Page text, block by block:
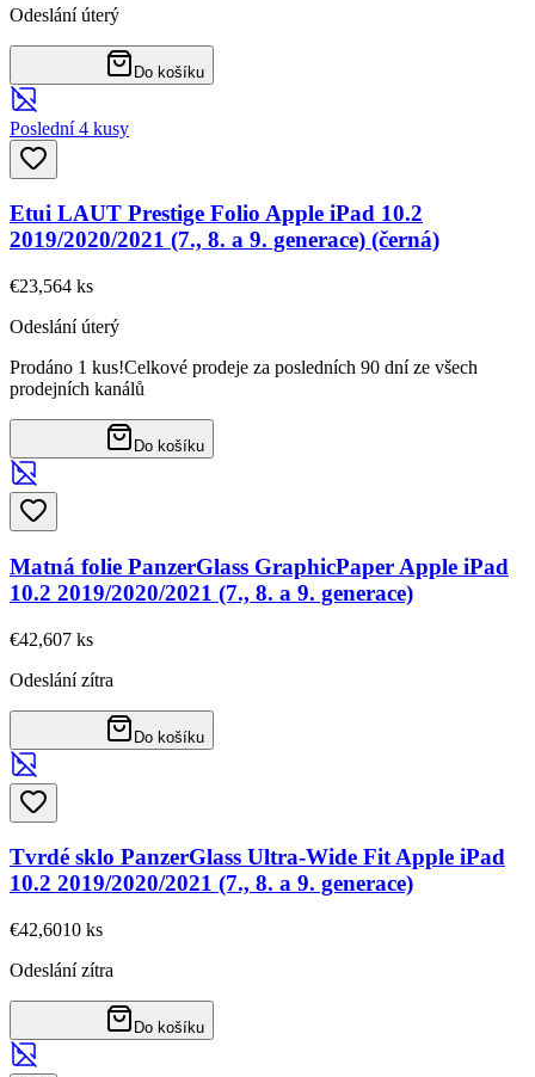
Odeslání úterý
Do košíku
Poslední 4 kusy
Etui LAUT Prestige Folio Apple iPad 10.2
2019/2020/2021 (7., 8. a 9. generace) (černá)
€23,564 ks
Odeslání úterý
Prodáno 1 kus!Celkové prodeje za posledních 90 dní ze všech
prodejních kanálů
Do košíku
Matná folie PanzerGlass GraphicPaper Apple iPad
10.2 2019/2020/2021 (7., 8. a 9. generace)
€42,607 ks
Odeslání zítra
Do košíku
Tvrdé sklo PanzerGlass Ultra-Wide Fit Apple iPad
10.2 2019/2020/2021 (7., 8. a 9. generace)
€42,6010 ks
Odeslání zítra
Do košíku